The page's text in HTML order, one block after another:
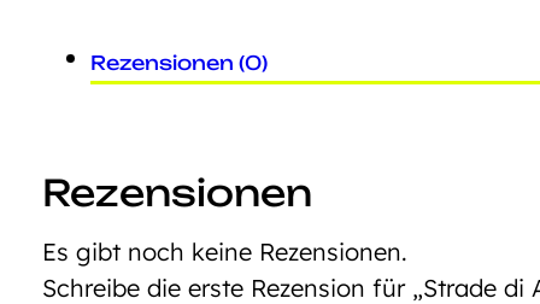
Rezensionen (0)
Rezensionen
Es gibt noch keine Rezensionen.
Schreibe die erste Rezension für „Strade di